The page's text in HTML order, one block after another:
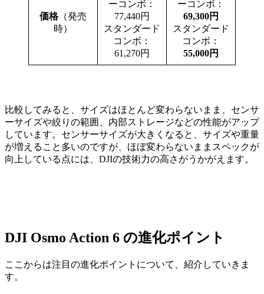
価格（発売
時）
ーコンボ：
77,440円
スタンダード
コンボ：
61,270円
ーコンボ：
69,300円
スタンダード
コンボ：
55,000円
比較してみると、サイズはほとんど変わらないまま、センサ
ーサイズや絞りの範囲、内部ストレージなどの性能がアップ
しています。センサーサイズが大きくなると、サイズや重量
が増えること多いのですが、ほぼ変わらないままスペックが
向上している点には、DJIの技術力の高さがうかがえます。
DJI Osmo Action 6 の進化ポイント
ここからは注目の進化ポイントについて、紹介していきま
す。